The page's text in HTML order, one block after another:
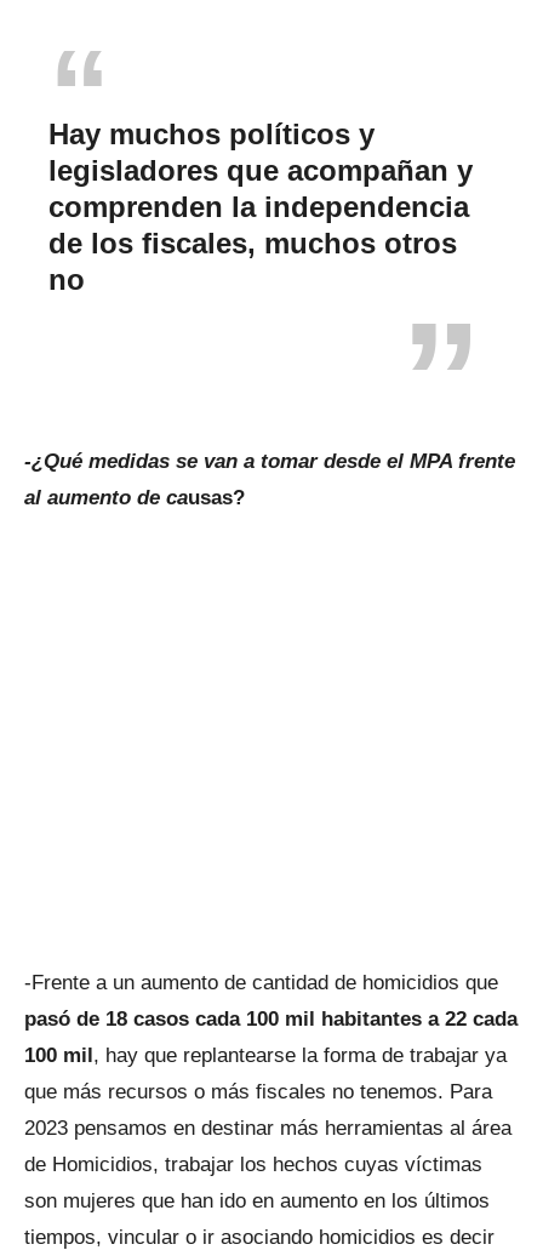
Hay muchos políticos y
legisladores que acompañan y
comprenden la independencia
de los fiscales, muchos otros
no
-¿Qué medidas se van a tomar desde el MPA frente
al aumento de causas?
-Frente a un aumento de cantidad de homicidios que
pasó de 18 casos cada 100 mil habitantes a 22 cada
100 mil , hay que replantearse la forma de trabajar ya
que más recursos o más fiscales no tenemos. Para
2023 pensamos en destinar más herramientas al área
de Homicidios, trabajar los hechos cuyas víctimas
son mujeres que han ido en aumento en los últimos
tiempos, vincular o ir asociando homicidios es decir